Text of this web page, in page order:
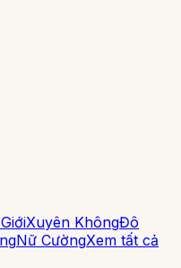
Xuyên KhôngĐô
Nữ CườngXem tất cả